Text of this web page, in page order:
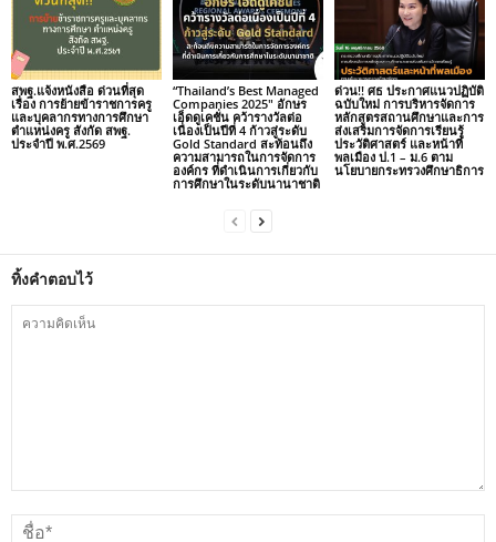
สพฐ.แจ้งหนังสือ ด่วนที่สุด
เรื่อง การย้ายข้าราชการครู
และบุคลากรทางการศึกษา
ตำแหน่งครู สังกัด สพฐ.
ประจำปี พ.ศ.2569
“Thailand’s Best Managed
Companies 2025″ อักษร
เอ็ดดูเคชั่น คว้ารางวัลต่อ
เนื่องเป็นปีที่ 4 ก้าวสู่ระดับ
Gold Standard สะท้อนถึง
ความสามารถในการจัดการ
องค์กร ที่ดำเนินการเกี่ยวกับ
การศึกษาในระดับนานาชาติ
ด่วน!! ศธ ประกาศแนวปฏิบัติ
ฉบับใหม่ การบริหารจัดการ
หลักสูตรสถานศึกษาและการ
ส่งเสริมการจัดการเรียนรู้
ประวัติศาสตร์ และหน้าที่
พลเมือง ป.1 – ม.6 ตาม
นโยบายกระทรวงศึกษาธิการ
ทิ้งคำตอบไว้